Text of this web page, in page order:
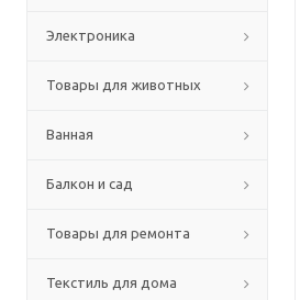
Электроника
Товары для животных
Ванная
Балкон и сад
Товары для ремонта
Текстиль для дома